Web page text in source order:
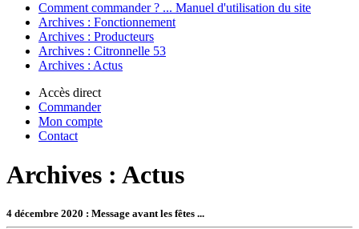
Comment commander ? ... Manuel d'utilisation du site
Archives : Fonctionnement
Archives : Producteurs
Archives : Citronnelle 53
Archives : Actus
Accès direct
Commander
Mon compte
Contact
Archives : Actus
4 décembre 2020 : Message avant les fêtes ...